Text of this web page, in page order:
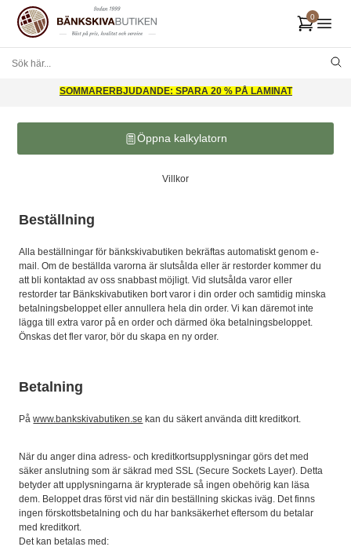
SOMMARERBJUDANDE: SPARA 20 % PÅ LAMINAT
Öppna kalkylatorn
Villkor
Beställning
Alla beställningar för bänkskivabutiken bekräftas automatiskt genom e-
mail. Om de beställda varorna är slutsålda eller är restorder kommer du
att bli kontaktad av oss snabbast möjligt. Vid slutsålda varor eller
restorder tar Bänkskivabutiken bort varor i din order och samtidig minska
betalningsbeloppet eller annullera hela din order. Vi kan däremot inte
lägga till extra varor på en order och därmed öka betalningsbeloppet.
Önskas det fler varor, bör du skapa en ny order.
Betalning
Påwww.bankskivabutiken.se kan du säkert använda ditt kreditkort.
När du anger dina adress- och kreditkortsupplysningar görs det med
säker anslutning som är säkrad med SSL (Secure Sockets Layer). Detta
betyder att upplysningarna är krypterade så ingen obehörig kan läsa
dem. Beloppet dras först vid när din beställning skickas iväg. Det finns
ingen förskottsbetalning och du har banksäkerhet eftersom du betalar
med kreditkort.
Det kan betalas med: